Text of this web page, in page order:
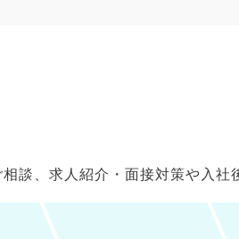
談、求人紹介・面接対策や入